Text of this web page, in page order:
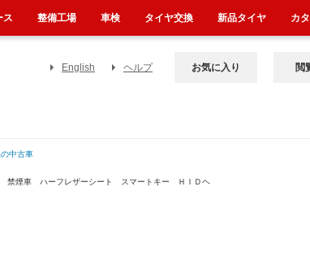
English ヘルプ お気に入り 閲
中古車
禁煙車 ハーフレザーシート スマートキー ＨＩＤヘ
ス 整備工場 車検 タイヤ交換 新品タイヤ カ